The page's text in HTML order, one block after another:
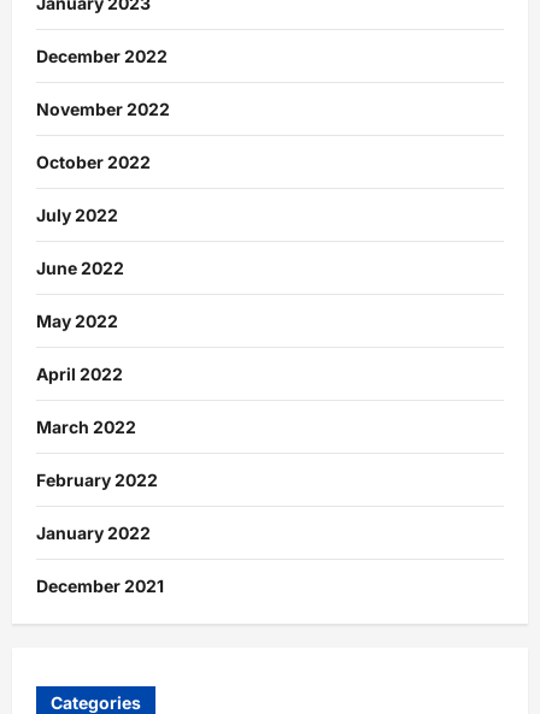
December 2022
November 2022
October 2022
July 2022
June 2022
May 2022
April 2022
March 2022
February 2022
January 2022
December 2021
Categories